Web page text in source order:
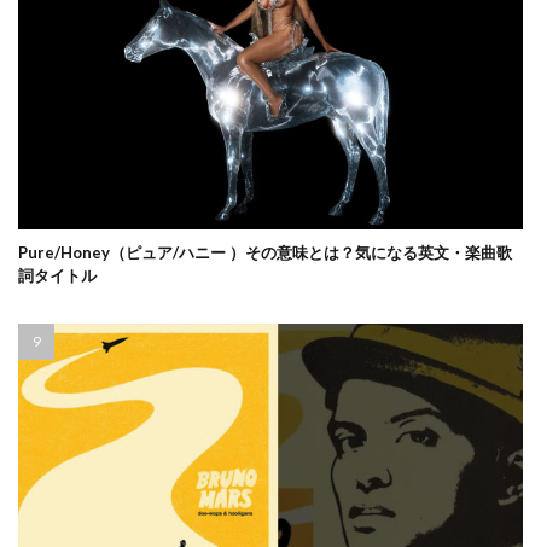
Pure/Honey（ピュア/ハニー ）その意味とは？気になる英文・楽曲歌
詞タイトル